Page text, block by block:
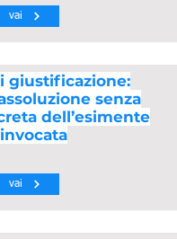
vai
giustificazione:
senza
dell’esimente
invocata
vai